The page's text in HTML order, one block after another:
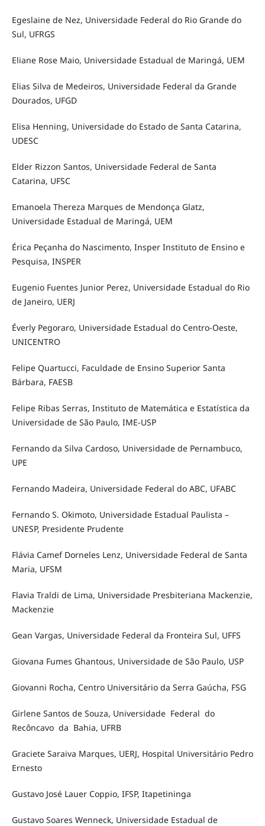
Egeslaine de Nez, Universidade Federal do Rio Grande do
Sul, UFRGS
Eliane Rose Maio, Universidade Estadual de Maringá, UEM
Elias Silva de Medeiros, Universidade Federal da Grande
Dourados, UFGD
Elisa Henning, Universidade do Estado de Santa Catarina,
UDESC
Elder Rizzon Santos, Universidade Federal de Santa
Catarina, UFSC
Emanoela Thereza Marques de Mendonça Glatz,
Universidade Estadual de Maringá, UEM
Érica Peçanha do Nascimento, Insper Instituto de Ensino e
Pesquisa, INSPER
Eugenio Fuentes Junior Perez, Universidade Estadual do Rio
de Janeiro, UERJ
Éverly Pegoraro, Universidade Estadual do Centro-Oeste,
UNICENTRO
Felipe Quartucci, Faculdade de Ensino Superior Santa
Bárbara, FAESB
Felipe Ribas Serras, Instituto de Matemática e Estatística da
Universidade de São Paulo, IME-USP
Fernando da Silva Cardoso, Universidade de Pernambuco,
UPE
Fernando Madeira, Universidade Federal do ABC, UFABC
Fernando S. Okimoto, Universidade Estadual Paulista –
UNESP, Presidente Prudente
Flávia Camef Dorneles Lenz, Universidade Federal de Santa
Maria, UFSM
Flavia Traldi de Lima, Universidade Presbiteriana Mackenzie,
Mackenzie
Gean Vargas, Universidade Federal da Fronteira Sul, UFFS
Giovana Fumes Ghantous, Universidade de São Paulo, USP
Giovanni Rocha, Centro Universitário da Serra Gaúcha, FSG
Girlene Santos de Souza, Universidade Federal do
Recôncavo da Bahia, UFRB
Graciete Saraiva Marques, UERJ, Hospital Universitário Pedro
Ernesto
Gustavo José Lauer Coppio, IFSP, Itapetininga
Gustavo Soares Wenneck, Universidade Estadual de